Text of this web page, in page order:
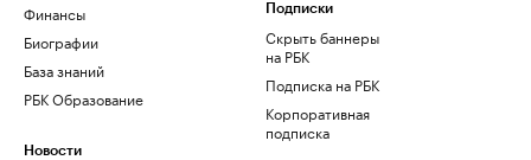
Финансы
Биографии
База знаний
РБК Образование
Новости
Подписки
Скрыть баннеры
на РБК
Подписка на РБК
Корпоративная
подписка